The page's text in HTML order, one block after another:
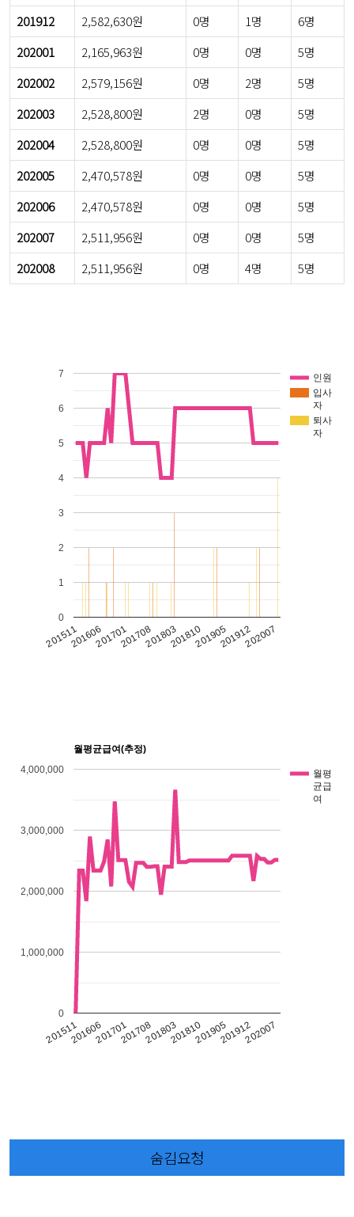
201912 2,582,630원 0명 1명
6명
202001
2,165,963원 0명 0명
5명
202002
2,579,156원 0명 2명
5명
202003
2,528,800원 2명 0명
5명
202004
2,528,800원 0명 0명
5명
202005
2,470,578원 0명 0명
5명
202006
2,470,578원 0명 0명
5명
202007
2,511,956원 0명 0명
5명
202008
2,511,956원 0명 4명 5명
인원
입사
자
퇴사
자
201511201606201701201708201803201810201905201912202007
0
1
2
3
4
5
6
7
월평균급여(추정)
월평
균급
여
201511201606201701201708201803201810201905201912202007
0
1,000,000
2,000,000
3,000,000
4,000,000
숨김요청